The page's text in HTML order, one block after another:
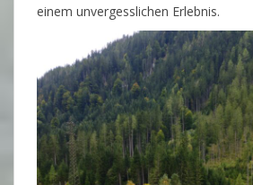
einem unvergesslichen Erlebnis.